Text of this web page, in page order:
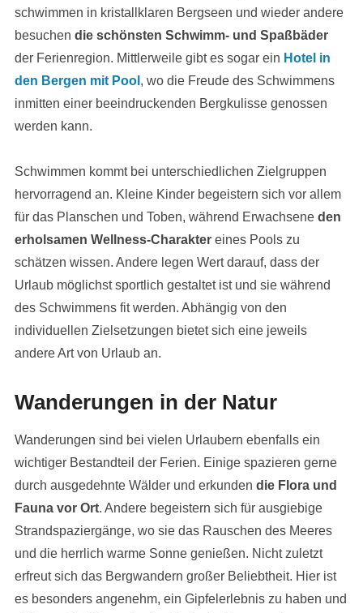
schwimmen in kristallklaren Bergseen und wieder andere
besuchen die schönsten Schwimm- und Spaßbäder
der Ferienregion. Mittlerweile gibt es sogar ein Hotel in
den Bergen mit Pool , wo die Freude des Schwimmens
inmitten einer beeindruckenden Bergkulisse genossen
werden kann.
Schwimmen kommt bei unterschiedlichen Zielgruppen
hervorragend an. Kleine Kinder begeistern sich vor allem
für das Planschen und Toben, während Erwachsene den
erholsamen Wellness-Charaktereines Pools zu
schätzen wissen. Andere legen Wert darauf, dass der
Urlaub möglichst sportlich gestaltet ist und sie während
des Schwimmens fit werden. Abhängig von den
individuellen Zielsetzungen bietet sich eine jeweils
andere Art von Urlaub an.
Wanderungen in der Natur
Wanderungen sind bei vielen Urlaubern ebenfalls ein
wichtiger Bestandteil der Ferien. Einige spazieren gerne
durch ausgedehnte Wälder und erkunden die Flora und
Fauna vor Ort. Andere begeistern sich für ausgiebige
Strandspaziergänge, wo sie das Rauschen des Meeres
und die herrlich warme Sonne genießen. Nicht zuletzt
erfreut sich das Bergwandern großer Beliebtheit. Hier ist
es besonders angenehm, ein Gipfelerlebnis zu haben und